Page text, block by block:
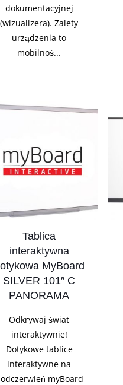
dokumentacyjnej
(wizualizera). Zalety
urządzenia to
mobilnoś...
Tablica
interaktywna
MyBoard
SILVER 101″ C
PANORAMA
Odkrywaj świat
interaktywnie!
Dotykowe tablice
interaktywne na
myBoard